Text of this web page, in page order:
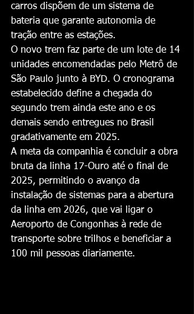
carros dispõem de um sistema de
bateria que garante autonomia de
tração entre as estações.
O novo trem faz parte de um lote de 14
unidades encomendadas pelo Metrô de
São Paulo junto à BYD. O cronograma
estabelecido define a chegada do
segundo trem ainda este ano e os
demais sendo entregues no Brasil
gradativamente em 2025.
A meta da companhia é concluir a obra
bruta da linha 17-Ouro até o final de
2025, permitindo o avanço da
instalação de sistemas para a abertura
da linha em 2026, que vai ligar o
Aeroporto de Congonhas à rede de
transporte sobre trilhos e beneficiar a
100 mil pessoas diariamente.